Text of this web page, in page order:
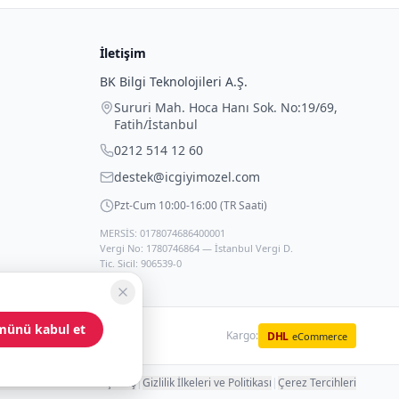
İletişim
BK Bilgi Teknolojileri A.Ş.
Sururi Mah. Hoca Hanı Sok. No:19/69,
Fatih/İstanbul
0212 514 12 60
destek@icgiyimozel.com
Pzt-Cum 10:00-16:00 (TR Saati)
MERSİS: 0178074686400001
Vergi No: 1780746864 — İstanbul Vergi D.
Tic. Sicil: 906539-0
Kargo: DHL eCommerce
ve Güvenli Alışveriş|Gizlilik İlkeleri ve Politikası |Çerez Tercihleri
kabul et